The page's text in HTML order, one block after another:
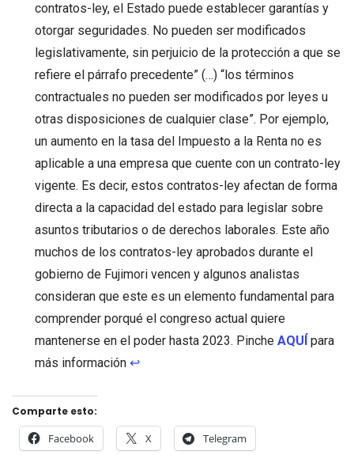
contratos-ley, el Estado puede establecer garantías y
otorgar seguridades. No pueden ser modificados
legislativamente, sin perjuicio de la protección a que se
refiere el párrafo precedente” (…) “los términos
contractuales no pueden ser modificados por leyes u
otras disposiciones de cualquier clase”. Por ejemplo,
un aumento en la tasa del Impuesto a la Renta no es
aplicable a una empresa que cuente con un contrato-ley
vigente. Es decir, estos contratos-ley afectan de forma
directa a la capacidad del estado para legislar sobre
asuntos tributarios o de derechos laborales. Este año
muchos de los contratos-ley aprobados durante el
gobierno de Fujimori vencen y algunos analistas
consideran que este es un elemento fundamental para
comprender porqué el congreso actual quiere
mantenerse en el poder hasta 2023. Pinche AQUÍ para
más información ↩
Comparte esto:
Facebook X Telegram